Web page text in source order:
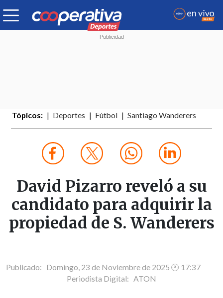
Tópicos: Deportes Fútbol Santiago Wanderers
David Pizarro reveló a su
candidato para adquirir la
propiedad de S. Wanderers
Publicado: Domingo, 23 de Noviembre de 2025 🕐 17:37
Periodista Digital: ATON